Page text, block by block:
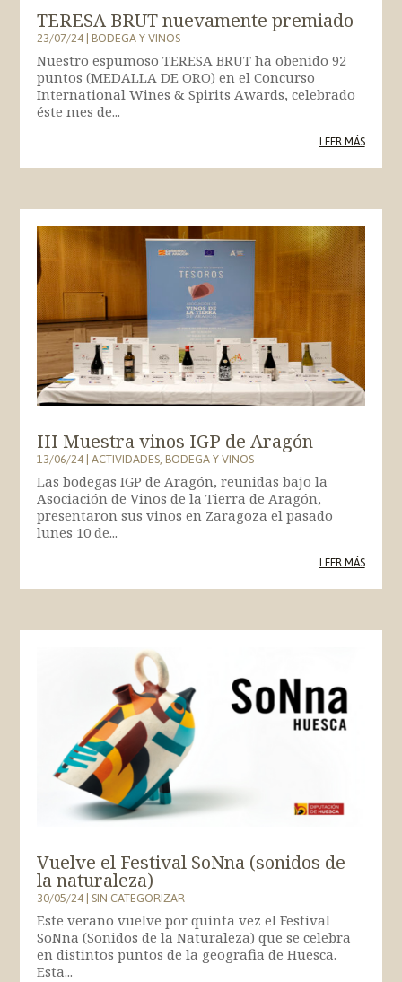
TERESA BRUT nuevamente premiado
23/07/24|BODEGA Y VINOS
Nuestro espumoso TERESA BRUT ha obenido 92
puntos (MEDALLA DE ORO) en el Concurso
International Wines & Spirits Awards, celebrado
éste mes de...
LEER MÁS
III Muestra vinos IGP de Aragón
13/06/24|ACTIVIDADES,BODEGA Y VINOS
Las bodegas IGP de Aragón, reunidas bajo la
Asociación de Vinos de la Tierra de Aragón,
presentaron sus vinos en Zaragoza el pasado
lunes 10 de...
LEER MÁS
Vuelve el Festival SoNna (sonidos de
la naturaleza)
30/05/24| SIN CATEGORIZAR
Este verano vuelve por quinta vez el Festival
SoNna (Sonidos de la Naturaleza) que se celebra
en distintos puntos de la geografia de Huesca.
Esta...